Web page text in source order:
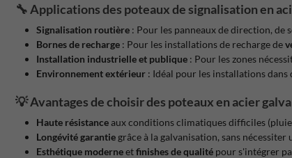
🔧Applications des poteaux de signalisation en
Signalisation routière : Pour les panneaux de direction, de
Bornes de recharge : Pour les installations de recharge de
Installation industrielle et publique : Pour les zones
Environnement extérieur : Idéal pour les installations dans
💡Avantages de choisir des poteaux en acier
Haute résistanceaux conditions climatiques difficiles
Longévité garantie grâce à la galvanisation, sans
Esthétique moderneetfinishes de qualité pour s'intégrer